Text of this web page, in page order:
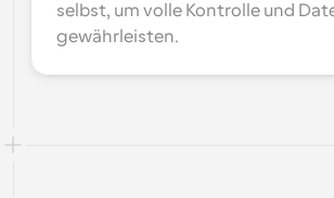
selbst, um volle Kontrolle und
gewährleisten.